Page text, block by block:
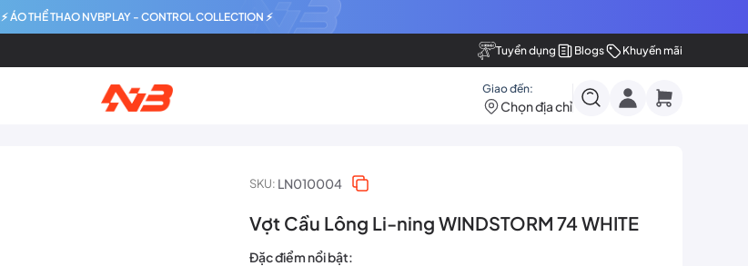
Tuyển dụng Blogs Khuyến mãi
Giao đến:
Chọn địa chỉ
⚡ ÁO THỂ THAO NVBPLAY - CONTROL COLLECTION ⚡
SKU: LN010004
Vợt Cầu Lông Li-ning WINDSTORM 74 WHITE
Đặc điểm nổi bật: